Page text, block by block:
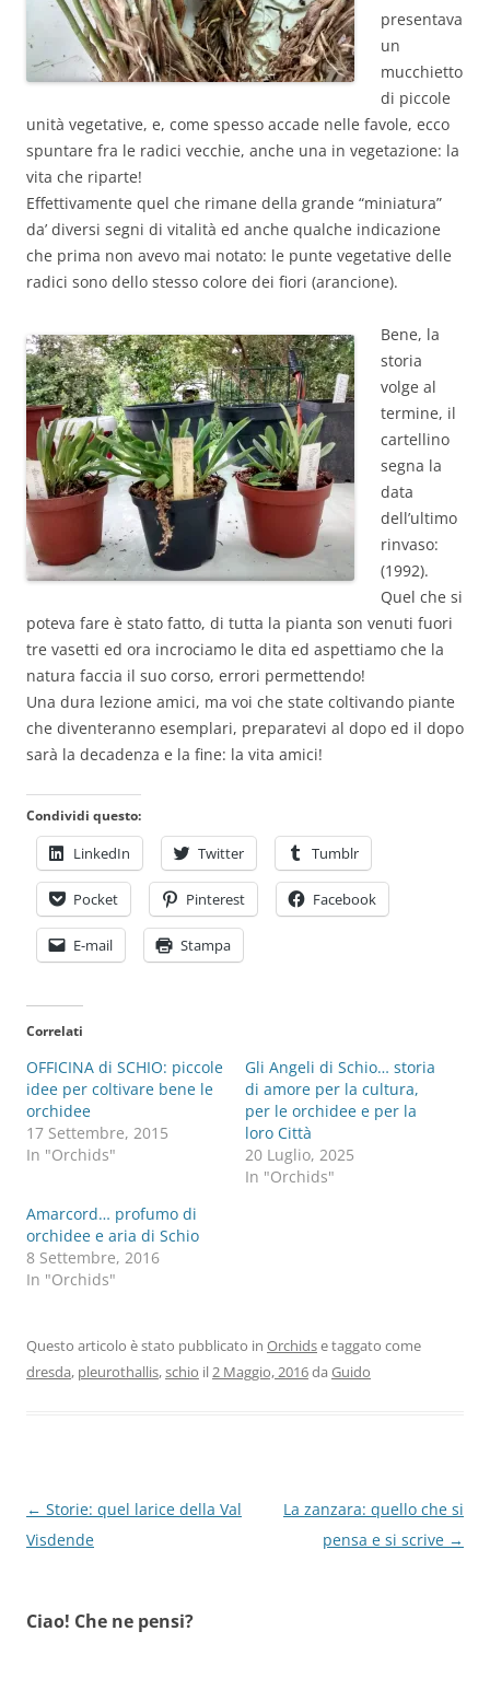
presentava
un
mucchietto
di piccole
unità vegetative, e, come spesso accade nelle favole, ecco
spuntare fra le radici vecchie, anche una in vegetazione: la
vita che riparte!
Effettivamente quel che rimane della grande “miniatura”
da’ diversi segni di vitalità ed anche qualche indicazione
che prima non avevo mai notato: le punte vegetative delle
radici sono dello stesso colore dei fiori (arancione).
Bene, la
storia
volge al
termine, il
cartellino
segna la
data
dell’ultimo
rinvaso:
(1992).
Quel che si
poteva fare è stato fatto, di tutta la pianta son venuti fuori
tre vasetti ed ora incrociamo le dita ed aspettiamo che la
natura faccia il suo corso, errori permettendo!
Una dura lezione amici, ma voi che state coltivando piante
che diventeranno esemplari, preparatevi al dopo ed il dopo
sarà la decadenza e la fine: la vita amici!
Condividi questo:
LinkedIn Twitter Tumblr
Pocket Pinterest Facebook
E-mail Stampa
Correlati
OFFICINA di SCHIO: piccole
idee per coltivare bene le
orchidee
17 Settembre, 2015
In "Orchids"
Gli Angeli di Schio… storia
di amore per la cultura,
per le orchidee e per la
loro Città
20 Luglio, 2025
In "Orchids"
Amarcord… profumo di
orchidee e aria di Schio
8 Settembre, 2016
In "Orchids"
Questo articolo è stato pubblicato in Orchidse taggato come
dresda, pleurothallis,schio il2 Maggio, 2016da Guido
Navigazione
articolo
← Storie: quel larice della Val
Visdende
La zanzara: quello che si
pensa e si scrive →
Ciao! Che ne pensi?